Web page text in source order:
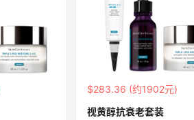
$283.36 (约1902元)
视黄醇抗衰老套装
3天12小时
【55专享】Base Blu：时尚上
PRADA、LOEWE、加拿大鹅等
TOTEME、ZIMMERMAN 等